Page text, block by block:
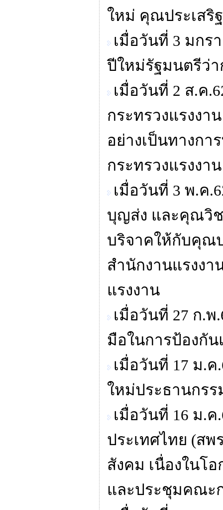
ใหม่ คุณประเส
เมื่อวันที่ 3 มกร
ปีใหม่รัฐมนตรีว่า
เมื่อวันที่ 2 ส.ค
กระทรวงแรงง
อย่างเป็นทางกา
กระทรวงแรงงาน
เมื่อวันที่ 3 พ.ค
บุญส่ง และคุณวิ
บริจาคให้กับคุณ
สำนักงานแรงง
แรงงาน
เมื่อวันที่ 27 ก.
มือในการป้องกั
เมื่อวันที่ 17 ม.
ใหม่ประธานกร
เมื่อวันที่ 16 ม.
ประเทศไทย (ส
สังคม เนื่องในโ
และประชุมคณะ